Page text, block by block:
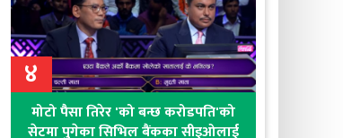
४
मोटो पैसा तिरेर 'को बन्छ करोडपति'को
सेटमा पुगेका सिभिल बैंकका सीइओलाई